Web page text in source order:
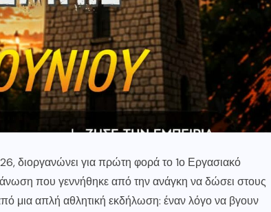
διοργανώνει για πρώτη φορά το 1ο Εργασιακό
που γεννήθηκε από την ανάγκη να δώσει στους
μια απλή αθλητική εκδήλωση: έναν λόγο να βγουν